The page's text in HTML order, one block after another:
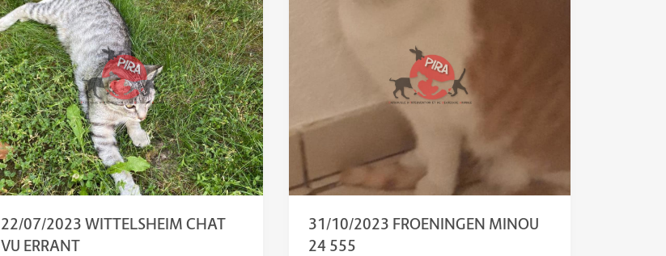
22/07/2023 WITTELSHEIM CHAT
VU ERRANT
31/10/2023 FROENINGEN MINOU
24 555